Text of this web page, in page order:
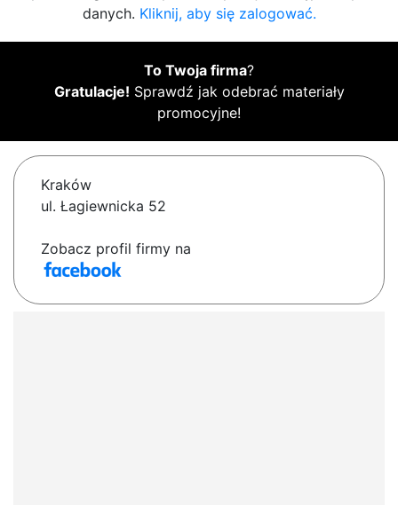
danych. Kliknij, aby się zalogować.
To Twoja firma?
Gratulacje! Sprawdź jak odebrać materiały
promocyjne!
Kraków
ul. Łagiewnicka 52
Zobacz profil firmy na